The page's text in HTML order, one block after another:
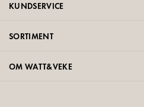
KUNDSERVICE
SORTIMENT
OM WATT&VEKE